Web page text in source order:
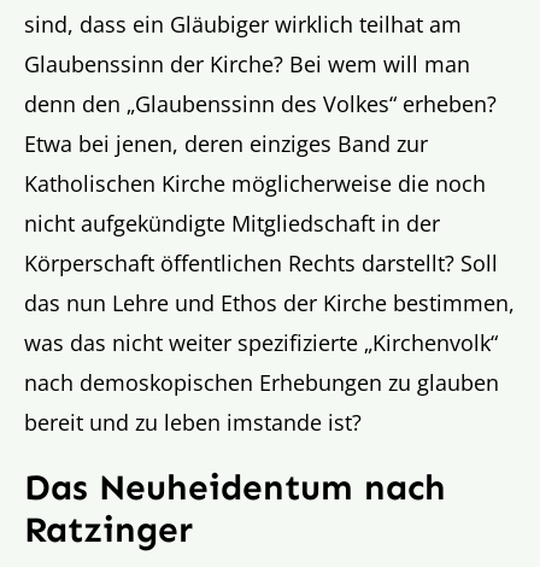
sind, dass ein Gläubiger wirklich teilhat am
Glaubenssinn der Kirche? Bei wem will man
denn den „Glaubenssinn des Volkes“ erheben?
Etwa bei jenen, deren einziges Band zur
Katholischen Kirche möglicherweise die noch
nicht aufgekündigte Mitgliedschaft in der
Körperschaft öffentlichen Rechts darstellt? Soll
das nun Lehre und Ethos der Kirche bestimmen,
was das nicht weiter spezifizierte „Kirchenvolk“
nach demoskopischen Erhebungen zu glauben
bereit und zu leben imstande ist?
Das Neuheidentum nach
Ratzinger